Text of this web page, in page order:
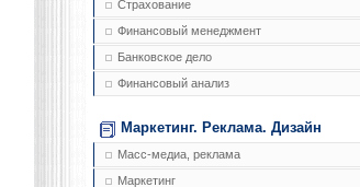
Страхование
Финансовый менеджмент
Банковское дело
Финансовый анализ
Маркетинг. Реклама. Дизайн
Масс-медиа, реклама
Маркетинг